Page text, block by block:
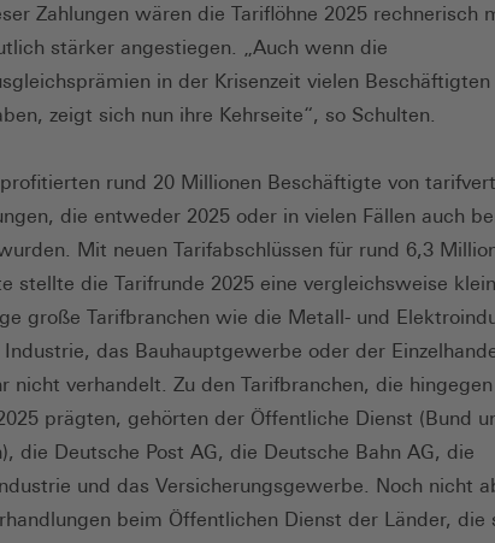
Zahlungen wären die Tariflöhne 2025 rechnerisch
stärker angestiegen. „Auch wenn die
in der Krisenzeit vielen Beschäftigten
zeigt sich nun ihre Kehrseite“, so Schulten.
rund 20 Millionen Beschäftigte von
die entweder 2025 oder in vielen Fällen auch
Mit neuen Tarifabschlüssen für rund 6,3
stellte die Tarifrunde 2025 eine vergleichsweise
große Tarifbranchen wie die Metall- und
Industrie, das Bauhauptgewerbe oder der
nicht verhandelt. Zu den Tarifbranchen, die
prägten, gehörten der Öffentliche Dienst (Bund
die Deutsche Post AG, die Deutsche Bahn AG, die
und das Versicherungsgewerbe. Noch nicht
beim Öffentlichen Dienst der Länder, die